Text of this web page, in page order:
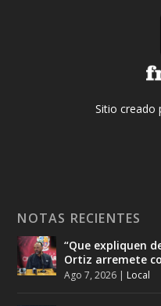
Sitio creado
NOTAS RECIENTES
“Que expliquen
Ortiz arremete
Ago 7, 2026 | Local